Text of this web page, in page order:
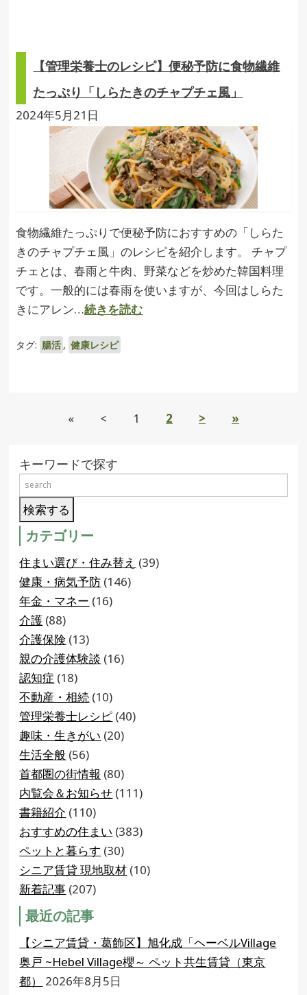
【管理栄養士のレシピ】便秘予防に食物繊維
たっぷり「しらたきのチャプチェ風」
2024年5月21日
食物繊維たっぷりで便秘予防におすすめの「しらた
きのチャプチェ風」のレシピを紹介します。 チャプ
チェとは、春雨と牛肉、野菜などを炒めた韓国料理
です。一般的には春雨を使いますが、今回はしらた
きにアレン…続きを読む
タグ: 腸活 , 健康レシピ
« < 1 2 > »
キーワードで探す
カテゴリー
住まい選び・住み替え (39)
健康・病気予防 (146)
年金・マネー (16)
介護 (88)
介護保険 (13)
親の介護体験談 (16)
認知症 (18)
不動産・相続 (10)
管理栄養士レシピ (40)
趣味・生きがい (20)
生活全般 (56)
首都圏の街情報 (80)
内覧会＆お知らせ (111)
書籍紹介 (110)
おすすめの住まい (383)
ペットと暮らす (30)
シニア賃貸 現地取材 (10)
新着記事 (207)
最近の記事
【シニア賃貸・葛飾区】旭化成「ヘーベルVillage
奥戸 ~Hebel Village櫻～ ペット共生賃貸（東京
都）
2026年8月5日